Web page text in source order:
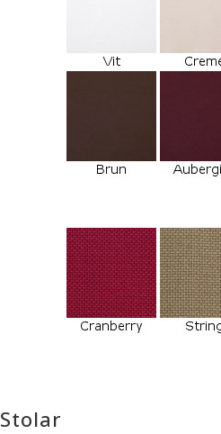
Stolar